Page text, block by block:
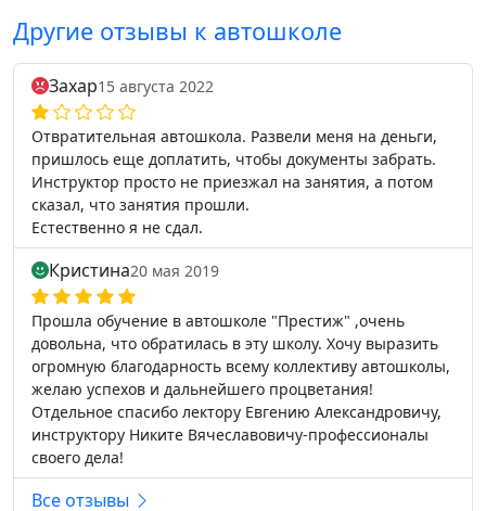
Другие отзывы к автошколе
Захар15 августа 2022
Отвратительная автошкола. Развели меня на деньги,
пришлось еще доплатить, чтобы документы забрать.
Инструктор просто не приезжал на занятия, а потом
сказал, что занятия прошли.
Естественно я не сдал.
Кристина20 мая 2019
Прошла обучение в автошколе "Престиж" ,очень
довольна, что обратилась в эту школу. Хочу выразить
огромную благодарность всему коллективу автошколы,
желаю успехов и дальнейшего процветания!
Отдельное спасибо лектору Евгению Александровичу,
инструктору Никите Вячеславовичу-профессионалы
своего дела!
Все отзывы